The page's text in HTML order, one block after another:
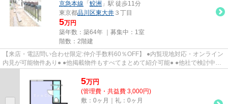
京急本線 「 鮫洲 」駅 徒歩11分
東京都品川区東大井 ３丁目
5万円
築年数：築64年 ｜募集中： 1室
階数：2階建
【来店・電話問い合わせ限定:仲介手数料60％OFF】 ●内覧現地対応・オンライン
内見が可能物件あり● ●他掲載物件もすべてまとめて紹介可能● ●他社で検討中・
5万円
(管理費・共益費 3,000円)
敷：0ヶ月｜礼：0ヶ月